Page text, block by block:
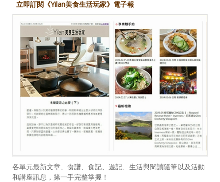
立即訂閱《Yilan美食生活玩家》電子報
各單元最新文章、食譜、食記、遊記、生活與閱讀隨筆以及活動
和講座訊息，第一手完整掌握！